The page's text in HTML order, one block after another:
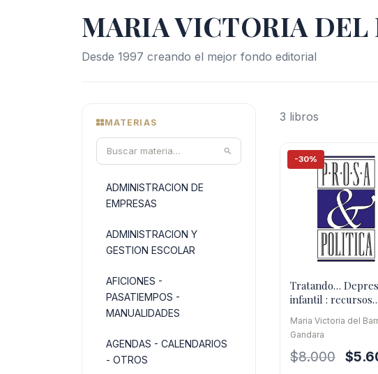
MARIA VICTORIA DEL
Desde 1997 creando el mejor fondo editorial
MATERIAS
ADMINISTRACION DE
EMPRESAS
ADMINISTRACION Y
GESTION ESCOLAR
AFICIONES -
PASATIEMPOS -
MANUALIDADES
AGENDAS - CALENDARIOS
- OTROS
3 libros
-30%
Tratando…
infantil : recursos
Maria Victoria del
Gandara
$8.000
El
$